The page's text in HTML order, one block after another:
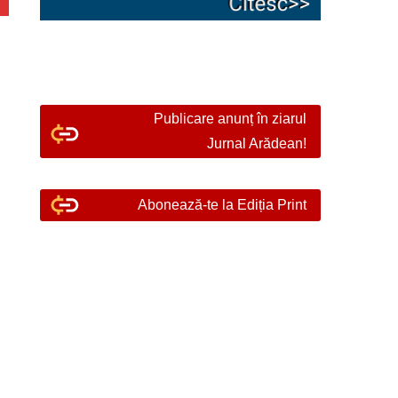
Publicare anunț în ziarul
Jurnal Arădean!
Abonează-te la Ediția Print